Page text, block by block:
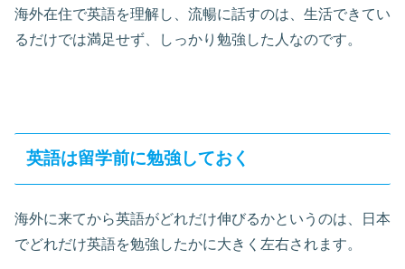
海外在住で英語を理解し、流暢に話すのは、生活できてい
るだけでは満足せず、しっかり勉強した人なのです。
英語は留学前に勉強しておく
海外に来てから英語がどれだけ伸びるかというのは、日本
でどれだけ英語を勉強したかに大きく左右されます。